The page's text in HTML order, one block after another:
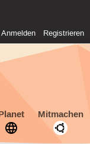
Anmelden Registrieren
Mitmachen